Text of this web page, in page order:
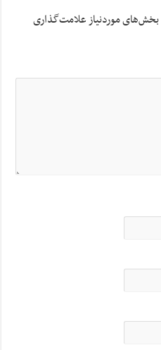
بخش‌های موردنیاز علامت‌گذاری